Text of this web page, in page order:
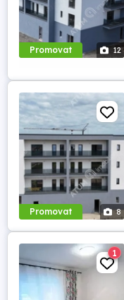
Promovat 12
Promovat 8
1